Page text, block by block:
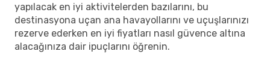
yapılacak en iyi aktivitelerden bazılarını, bu
destinasyona uçan ana havayollarını ve uçuşlarınızı
rezerve ederken en iyi fiyatları nasıl güvence altına
alacağınıza dair ipuçlarını öğrenin.